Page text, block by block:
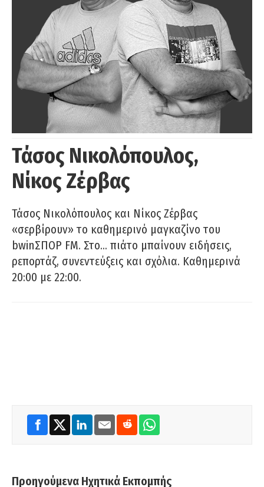
Τάσος Νικολόπουλος,
Νίκος Ζέρβας
Τάσος Νικολόπουλος και Νίκος Ζέρβας
«σερβίρουν» το καθημερινό μαγκαζίνο του
bwinΣΠΟΡ FM. Στο… πιάτο μπαίνουν ειδήσεις,
ρεπορτάζ, συνεντεύξεις και σχόλια. Καθημερινά
20:00 με 22:00.
Προηγούμενα Ηχητικά Εκπομπής